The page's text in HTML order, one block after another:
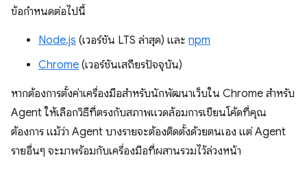
ข้อกำหนดต่อไปนี้
Node.js (เวอร์ชัน LTS ล่าสุด) และ npm
Chrome (เวอร์ชันเสถียรปัจจุบัน)
หากต้องการตั้งค่าเครื่องมือสำหรับนักพัฒนาเว็บใน Chrome สำหรับ
Agent ให้เลือกวิธีที่ตรงกับสภาพแวดล้อมการเขียนโค้ดที่คุณ
ต้องการ แม้ว่า Agent บางรายจะต้องติดตั้งด้วยตนเอง แต่ Agent
รายอื่นๆ จะมาพร้อมกับเครื่องมือที่ผสานรวมไว้ล่วงหน้า